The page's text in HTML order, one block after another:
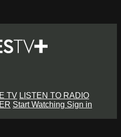
TV LISTEN TO RADIO
Start Watching Sign in